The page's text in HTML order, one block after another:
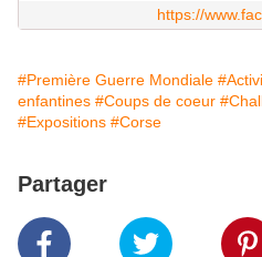
https://
#Première Guerre Mondiale
enfantines #Coups de coeur
#Expositions #Corse
Partager